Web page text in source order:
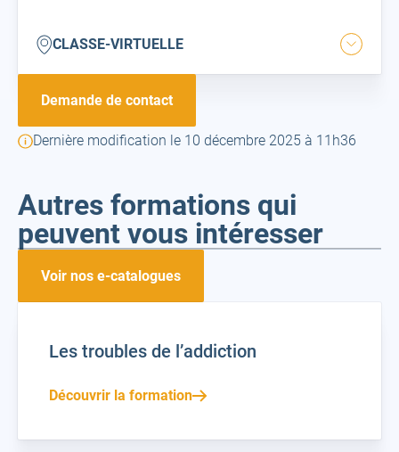
classe-
virtuelle
CLASSE-VIRTUELLE
Ouvrir
Demande de contact
Dernière modification le 10 décembre 2025 à 11h36
Autres formations qui
peuvent vous intéresser
Voir nos e-catalogues
Les troubles de l’addiction
Découvrir la formation